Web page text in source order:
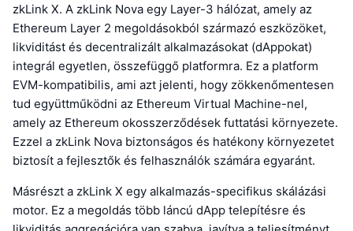
zkLink X. A zkLink Nova egy Layer-3 hálózat, amely az
Ethereum Layer 2 megoldásokból származó eszközöket,
likviditást és decentralizált alkalmazásokat (dAppokat)
integrál egyetlen, összefüggő platformra. Ez a platform
EVM-kompatibilis, ami azt jelenti, hogy zökkenőmentesen
tud együttműködni az Ethereum Virtual Machine-nel,
amely az Ethereum okosszerződések futtatási környezete.
Ezzel a zkLink Nova biztonságos és hatékony környezetet
biztosít a fejlesztők és felhasználók számára egyaránt.
Másrészt a zkLink X egy alkalmazás-specifikus skálázási
motor. Ez a megoldás több láncú dApp telepítésre és